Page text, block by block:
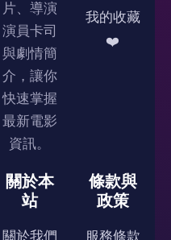
片、導演
演員卡司
與劇情簡
介，讓你
快速掌握
最新電影
資訊。
我的收藏
❤️
關於本
站
關於我們
條款與
政策
服務條款